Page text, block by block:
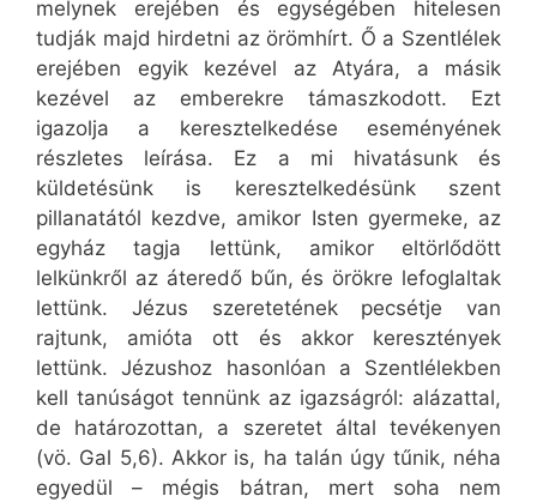
melynek erejében és egységében hitelesen
tudják majd hirdetni az örömhírt. Ő a Szentlélek
erejében egyik kezével az Atyára, a másik
kezével az emberekre támaszkodott. Ezt
igazolja a keresztelkedése eseményének
részletes leírása. Ez a mi hivatásunk és
küldetésünk is keresztelkedésünk szent
pillanatától kezdve, amikor Isten gyermeke, az
egyház tagja lettünk, amikor eltörlődött
lelkünkről az áteredő bűn, és örökre lefoglaltak
lettünk. Jézus szeretetének pecsétje van
rajtunk, amióta ott és akkor keresztények
lettünk. Jézushoz hasonlóan a Szentlélekben
kell tanúságot tennünk az igazságról: alázattal,
de határozottan, a szeretet által tevékenyen
(vö. Gal 5,6). Akkor is, ha talán úgy tűnik, néha
egyedül – mégis bátran, mert soha nem